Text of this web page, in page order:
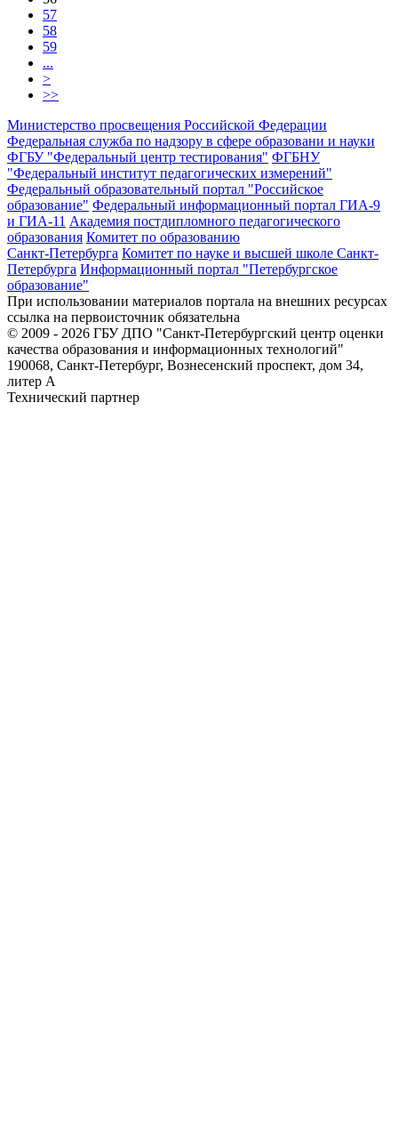
57
58
59
...
>
>>
Министерство просвещения Российской Федерации
Федеральная служба по надзору в сфере образовани и науки
ФГБУ "Федеральный центр тестирования" ФГБНУ
"Федеральный институт педагогических измерений"
Федеральный образовательный портал "Российское
образование" Федеральный информационный портал ГИА-9
и ГИА-11 Академия постдипломного педагогического
образования Комитет по образованию
Санкт-Петербурга Комитет по науке и высшей школе Санкт-
Петербурга Информационный портал "Петербургское
образование"
При использовании материалов портала на внешних ресурсах
ссылка на первоисточник обязательна
© 2009 - 2026 ГБУ ДПО "Санкт-Петербургский центр оценки
качества образования и информационных технологий"
190068, Санкт-Петербург, Вознесенский проспект, дом 34,
литер А
Технический партнер